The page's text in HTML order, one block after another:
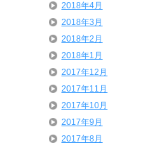
2018年4月
2018年3月
2018年2月
2018年1月
2017年12月
2017年11月
2017年10月
2017年9月
2017年8月